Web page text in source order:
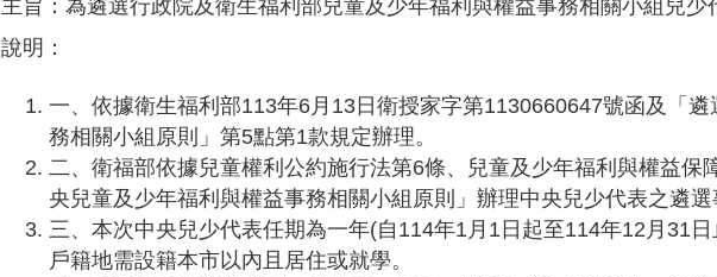
主旨：為遴選行政院及衛生福利部兒童及少年福利與權益事務相關小組兒少
說明：
一、依據衛生福利部113年6月13日衛授家字第1130660647號函及「
務相關小組原則」第5點第1款規定辦理。
二、衛福部依據兒童權利公約施行法第6條、兒童及少年福利與權益
央兒童及少年福利與權益事務相關小組原則」辦理中央兒少代表之遴選
三、本次中央兒少代表任期為一年(自114年1月1日起至114年12月31
戶籍地需設籍本市以內且居住或就學。